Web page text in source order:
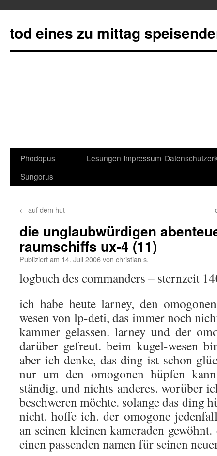
tod eines zu mittag
Springe
zum
Phodopus
Sungorus
Lesungen Impressum
← auf dem hut
die unglaubwürdigen
raumschiffs ux-4 (11)
Publiziert am 14. Juli 2006von christian s.
logbuch des commanders – sternzeit
ich habe heute larney, den
wesen von lp-deti, das immer noch
kammer gelassen. larney und der
darüber gefreut. beim kugel-wesen
aber ich denke, das ding ist schon
nur um den omogonen hüpfen
ständig. und nichts anderes. worüber
beschweren möchte. solange das ding
nicht. hoffe ich. der omogone
an seinen kleinen kameraden
einen passenden namen für seinen